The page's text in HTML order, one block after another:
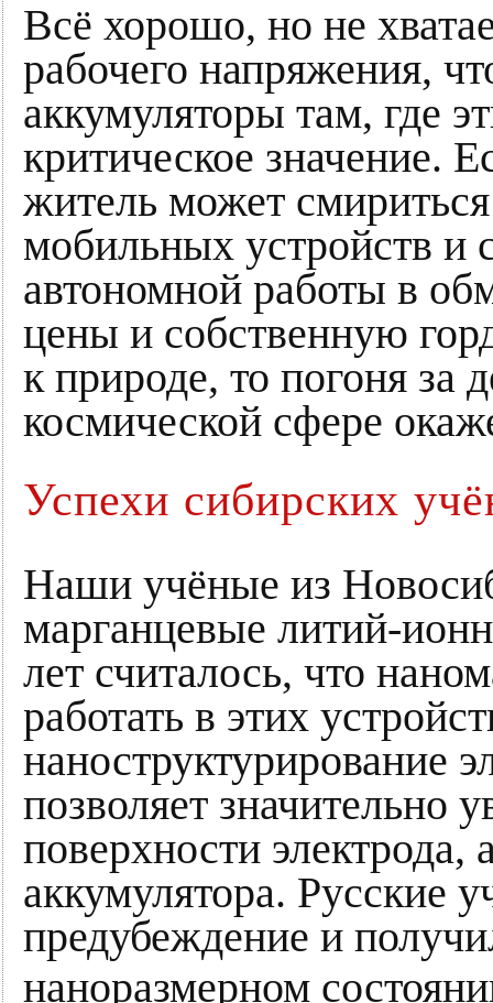
Всё хорошо, но не
рабочего напряжения,
аккумуляторы там, где
критическое значение.
житель может
мобильных устройств и
автономной работы в
цены и собственную
к природе, то погоня за
космической сфере
Успехи сибирских
Наши учёные из
марганцевые литий-
лет считалось, что
работать в этих
наноструктурирование
позволяет значительно
поверхности электрода,
аккумулятора. Русские
предубеждение и
наноразмерном